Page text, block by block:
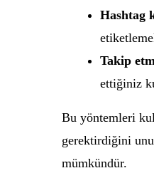
Hashtag
Takip
ettiğiniz
Bu yöntemleri
gerektirdiğini
mümkündür.